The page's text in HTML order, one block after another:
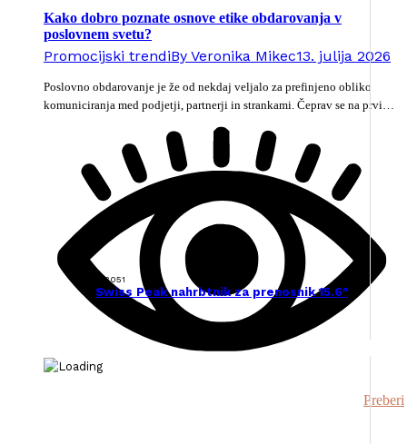
133051
Swiss Peak nahrbtnik za prenosnik 15.6″
Kako dobro poznate osnove etike obdarovanja v
poslovnem svetu?
Promocijski trendiBy Veronika Mikec13. julija 2026
Poslovno obdarovanje je že od nekdaj veljalo za prefinjeno obliko
komuniciranja med podjetji, partnerji in strankami. Čeprav se na prvi…
Preberi